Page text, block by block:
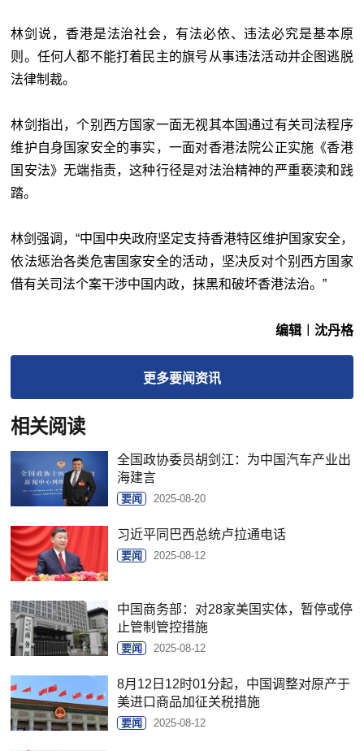
林剑说，香港是法治社会，有法必依、违法必究是基本原
则。任何人都不能打着民主的旗号从事违法活动并企图逃脱
法律制裁。
林剑指出，个别西方国家一面无视其本国通过有关司法程序
维护自身国家安全的事实，一面对香港法院公正实施《香港
国安法》无端指责，这种行径是对法治精神的严重亵渎和践
踏。
林剑强调，“中国中央政府坚定支持香港特区维护国家安全，
依法惩治各类危害国家安全的活动，坚决反对个别西方国家
借有关司法个案干涉中国内政，抹黑和破坏香港法治。”
编辑︱沈丹格
更多要闻资讯
相关阅读
全国政协委员胡剑江：为中国汽车产业出
海建言
要闻 2025-08-20
习近平同巴西总统卢拉通电话
要闻 2025-08-12
中国商务部：对28家美国实体，暂停或停
止管制管控措施
要闻 2025-08-12
8月12日12时01分起，中国调整对原产于
美进口商品加征关税措施
要闻 2025-08-12